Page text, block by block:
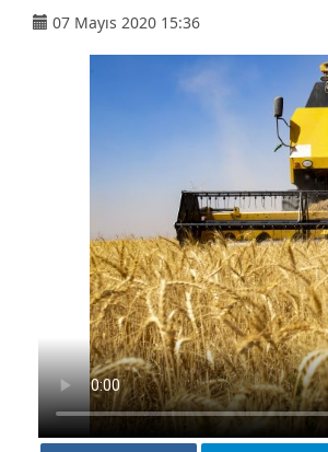
07 Mayıs 2020 15:36